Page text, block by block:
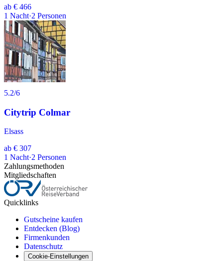
ab € 466
1 Nacht·2 Personen
5.2/6
Citytrip Colmar
Elsass
ab € 307
1 Nacht·2 Personen
Zahlungsmethoden
Mitgliedschaften
Quicklinks
Gutscheine kaufen
Entdecken (Blog)
Firmenkunden
Datenschutz
Cookie-Einstellungen